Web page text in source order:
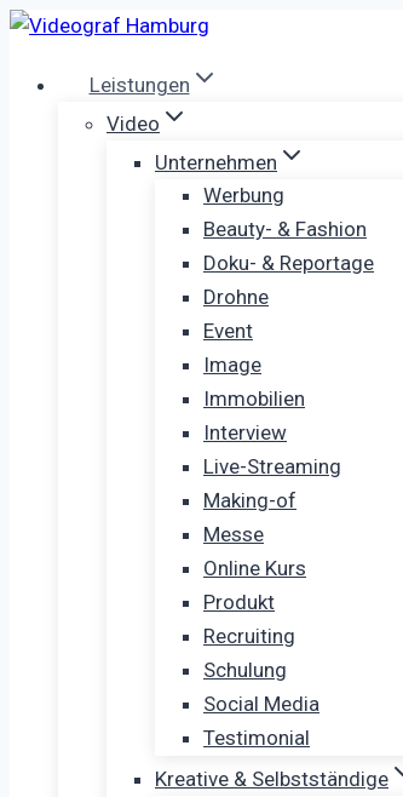
Zum
springen
Leistungen
Video
Unternehmen
Werbung
Beauty- & Fashion
Doku- & Reportage
Drohne
Event
Image
Immobilien
Interview
Live-Streaming
Making-of
Messe
Online Kurs
Produkt
Recruiting
Schulung
Social Media
Testimonial
Kreative & Selbstständige